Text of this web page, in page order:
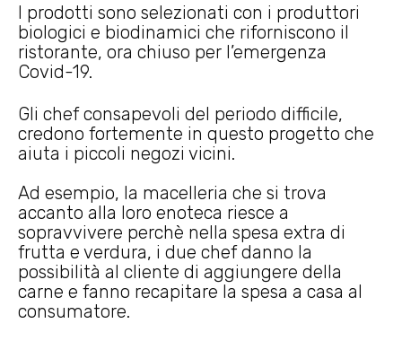
I prodotti sono selezionati con i produttori
biologici e biodinamici che riforniscono il
ristorante, ora chiuso per l’emergenza
Covid-19.
Gli chef consapevoli del periodo difficile,
credono fortemente in questo progetto che
aiuta i piccoli negozi vicini.
Ad esempio, la macelleria che si trova
accanto alla loro enoteca riesce a
sopravvivere perchè nella spesa extra di
frutta e verdura, i due chef danno la
possibilità al cliente di aggiungere della
carne e fanno recapitare la spesa a casa al
consumatore.